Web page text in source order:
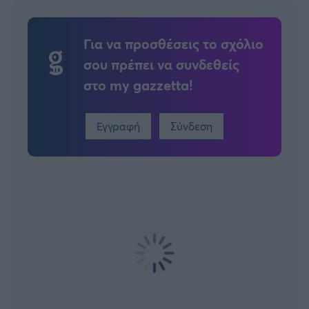
Για να προσθέσεις το σχόλιο
σου πρέπει να συνδεθείς
στο my gazzetta!
Εγγραφή Σύνδεση